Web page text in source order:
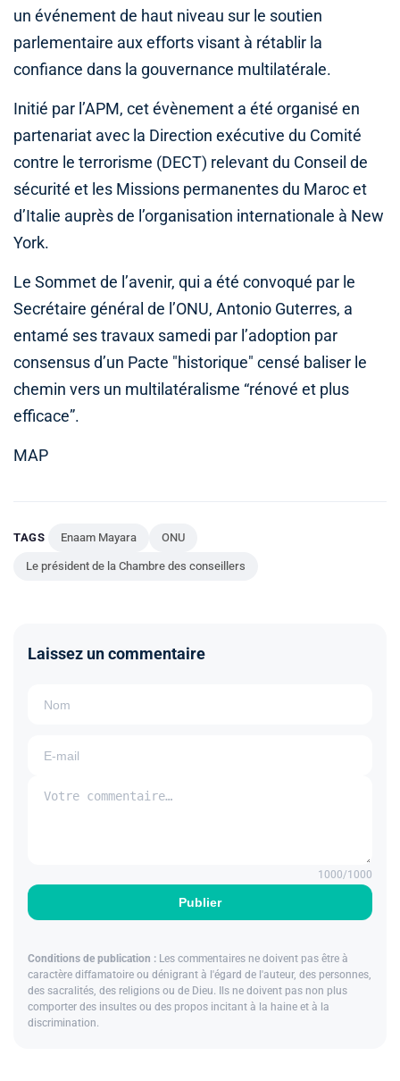
un événement de haut niveau sur le soutien
parlementaire aux efforts visant à rétablir la
confiance dans la gouvernance multilatérale.
Initié par l’APM, cet évènement a été organisé en
partenariat avec la Direction exécutive du Comité
contre le terrorisme (DECT) relevant du Conseil de
sécurité et les Missions permanentes du Maroc et
d’Italie auprès de l’organisation internationale à New
York.
Le Sommet de l’avenir, qui a été convoqué par le
Secrétaire général de l’ONU, Antonio Guterres, a
entamé ses travaux samedi par l’adoption par
consensus d’un Pacte "historique" censé baliser le
chemin vers un multilatéralisme “rénové et plus
efficace”.
MAP
TAGS Enaam Mayara ONU
Le président de la Chambre des conseillers
Laissez un commentaire
Publier
1000/1000
Conditions de publication : Les commentaires ne doivent pas être à
caractère diffamatoire ou dénigrant à l'égard de l'auteur, des personnes,
des sacralités, des religions ou de Dieu. Ils ne doivent pas non plus
comporter des insultes ou des propos incitant à la haine et à la
discrimination.